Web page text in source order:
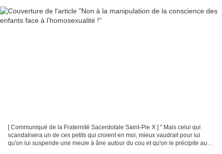
[ Communiqué de la Fraternité Sacerdotale Saint-Pie X ] " Mais celui qui
scandalisera un de ces petits qui croient en moi, mieux vaudrait pour lui
qu'on lui suspende une meule à âne autour du cou et qu'on le précipite au